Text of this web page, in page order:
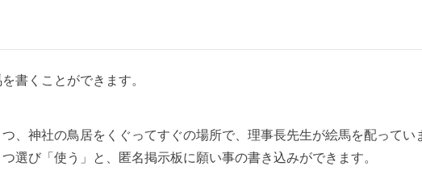
書くことができます。
、神社の鳥居をくぐってすぐの場所で、理事長先生が絵馬を配ってい
選び「使う」と、匿名掲示板に願い事の書き込みができます。